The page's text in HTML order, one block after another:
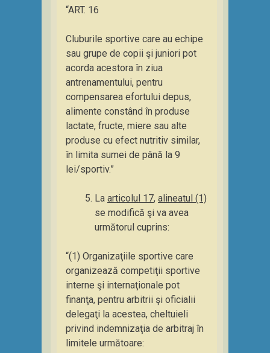
“ART. 16
Cluburile sportive care au echipe
sau grupe de copii şi juniori pot
acorda acestora în ziua
antrenamentului, pentru
compensarea efortului depus,
alimente constând în produse
lactate, fructe, miere sau alte
produse cu efect nutritiv similar,
în limita sumei de până la 9
lei/sportiv.”
La articolul 17, alineatul (1)
se modifică şi va avea
următorul cuprins:
“(1) Organizaţiile sportive care
organizează competiţii sportive
interne şi internaţionale pot
finanţa, pentru arbitrii şi oficialii
delegaţi la acestea, cheltuieli
privind indemnizaţia de arbitraj în
limitele următoare: